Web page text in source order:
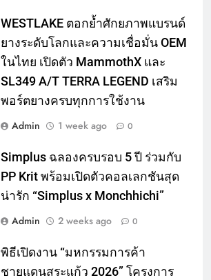
WESTLAKE ตอกย้ำศักยภาพแบรนด์
ยางระดับโลกและความเชื่อมั่น OEM
ในไทย เปิดตัว MammothX และ
SL349 A/T TERRA LEGEND เสริม
พอร์ตยางครบทุกการใช้งาน
Admin
1 week ago 0
Simplus ฉลองครบรอบ 5 ปี ร่วมกับ
PP Krit พร้อมเปิดตัวคอลเลกชันสุด
น่ารัก “Simplus x Monchhichi”
Admin
2 weeks ago 0
พิธีเปิดงาน “มหกรรมการค้า
ชายแดนสระแก้ว 2026” โครงการ